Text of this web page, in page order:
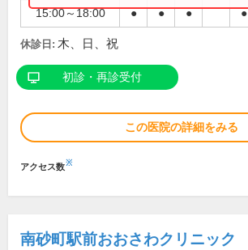
15:00～18:00 ● ● ● ●
休診日: 木、日、祝
初診・再診受付
この医院の詳細をみる
アクセス数※
南砂町駅前おおさわクリニック